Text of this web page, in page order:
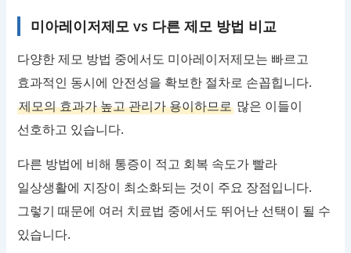
미아레이저제모 vs 다른 제모 방법 비교
다양한 제모 방법 중에서도 미아레이저제모는 빠르고
효과적인 동시에 안전성을 확보한 절차로 손꼽힙니다.
제모의 효과가 높고 관리가 용이하므로 많은 이들이
선호하고 있습니다.
다른 방법에 비해 통증이 적고 회복 속도가 빨라
일상생활에 지장이 최소화되는 것이 주요 장점입니다.
그렇기 때문에 여러 치료법 중에서도 뛰어난 선택이 될 수
있습니다.